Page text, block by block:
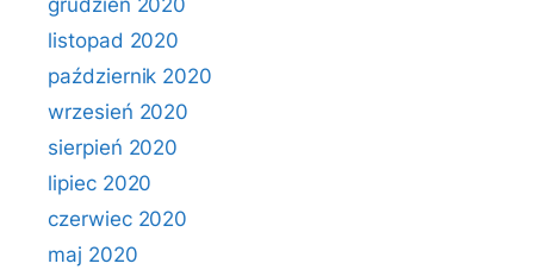
grudzień 2020
listopad 2020
październik 2020
wrzesień 2020
sierpień 2020
lipiec 2020
czerwiec 2020
maj 2020